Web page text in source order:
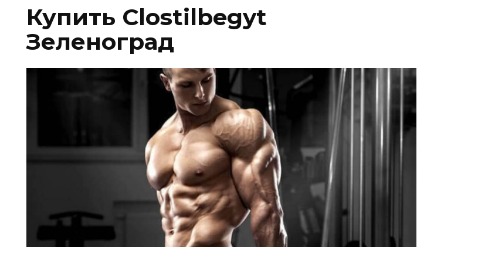
Купить Clostilbegyt
Зеленоград